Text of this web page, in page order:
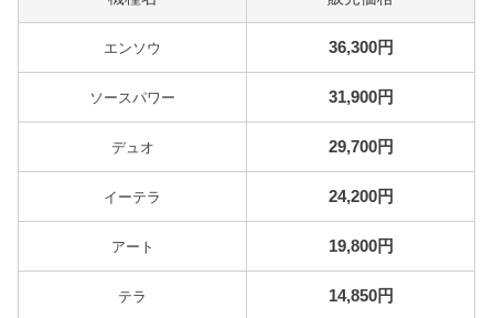
エンソウ 36,300円
ソースパワー 31,900円
デュオ 29,700円
イーテラ 24,200円
アート 19,800円
テラ 14,850円